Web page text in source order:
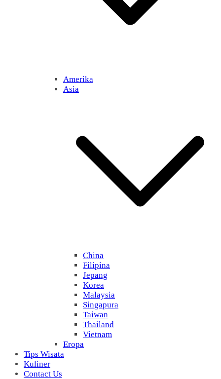
Amerika
Asia
China
Filipina
Jepang
Korea
Malaysia
Singapura
Taiwan
Thailand
Vietnam
Eropa
Tips Wisata
Kuliner
Contact Us